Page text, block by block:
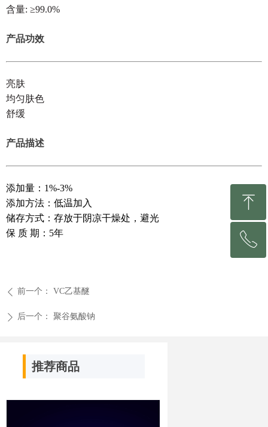
ꄴ 前一个： VC乙基醚
ꄲ 后一个： 聚谷氨酸钠
含量: ≥99.0%
产品功效
亮肤
均匀肤色
舒缓
产品描述
添加量：1%-3%
添加方法：低温加入
储存方式：存放于阴凉干燥处，避光
保 质 期：5年
推荐商品
ꁸ
回到顶部
ꂅ